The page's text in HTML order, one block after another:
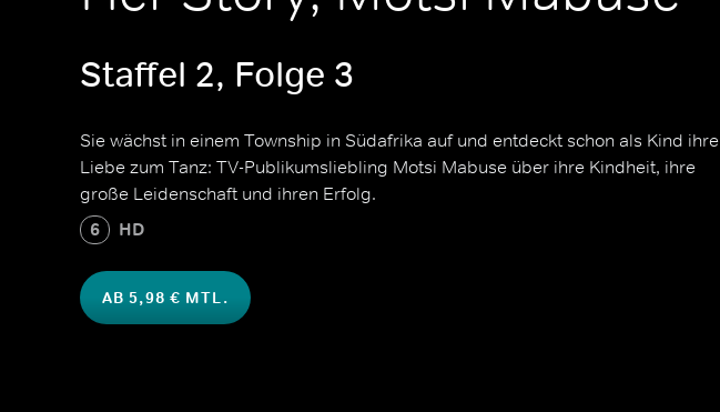
Staffel 2, Folge 3
Sie wächst in einem Township in Südafrika auf und entdeckt schon als Kind ihre
Liebe zum Tanz: TV-Publikumsliebling Motsi Mabuse über ihre Kindheit, ihre
große Leidenschaft und ihren Erfolg.
6 HD
AB 5,98 € MTL.